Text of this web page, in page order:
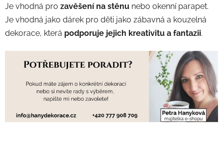
Je vhodná pro zavěšení na stěnu nebo okenní parapet.
Je vhodná jako dárek pro děti jako zábavná a kouzelná
dekorace, která podporuje jejich kreativitu a fantazii.